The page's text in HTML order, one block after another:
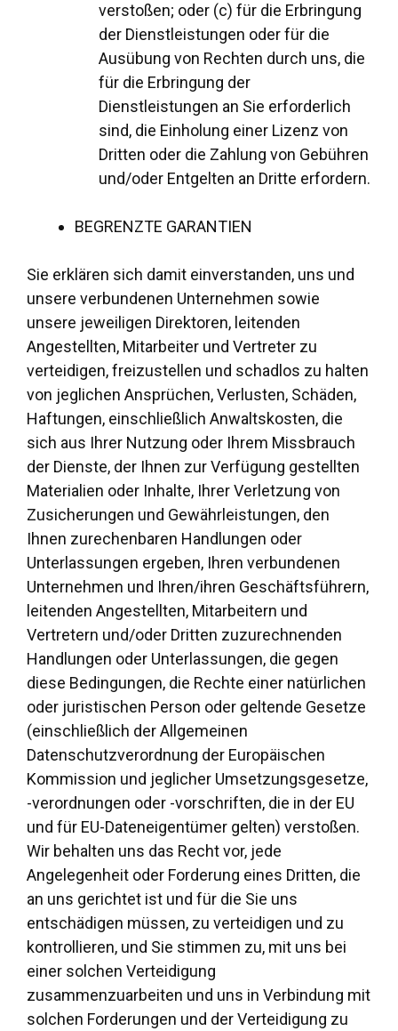
verstoßen; oder (c) für die Erbringung
der Dienstleistungen oder für die
Ausübung von Rechten durch uns, die
für die Erbringung der
Dienstleistungen an Sie erforderlich
sind, die Einholung einer Lizenz von
Dritten oder die Zahlung von Gebühren
und/oder Entgelten an Dritte erfordern.
BEGRENZTE GARANTIEN
Sie erklären sich damit einverstanden, uns und
unsere verbundenen Unternehmen sowie
unsere jeweiligen Direktoren, leitenden
Angestellten, Mitarbeiter und Vertreter zu
verteidigen, freizustellen und schadlos zu halten
von jeglichen Ansprüchen, Verlusten, Schäden,
Haftungen, einschließlich Anwaltskosten, die
sich aus Ihrer Nutzung oder Ihrem Missbrauch
der Dienste, der Ihnen zur Verfügung gestellten
Materialien oder Inhalte, Ihrer Verletzung von
Zusicherungen und Gewährleistungen, den
Ihnen zurechenbaren Handlungen oder
Unterlassungen ergeben, Ihren verbundenen
Unternehmen und Ihren/ihren Geschäftsführern,
leitenden Angestellten, Mitarbeitern und
Vertretern und/oder Dritten zuzurechnenden
Handlungen oder Unterlassungen, die gegen
diese Bedingungen, die Rechte einer natürlichen
oder juristischen Person oder geltende Gesetze
(einschließlich der Allgemeinen
Datenschutzverordnung der Europäischen
Kommission und jeglicher Umsetzungsgesetze,
-verordnungen oder -vorschriften, die in der EU
und für EU-Dateneigentümer gelten) verstoßen.
Wir behalten uns das Recht vor, jede
Angelegenheit oder Forderung eines Dritten, die
an uns gerichtet ist und für die Sie uns
entschädigen müssen, zu verteidigen und zu
kontrollieren, und Sie stimmen zu, mit uns bei
einer solchen Verteidigung
zusammenzuarbeiten und uns in Verbindung mit
solchen Forderungen und der Verteidigung zu